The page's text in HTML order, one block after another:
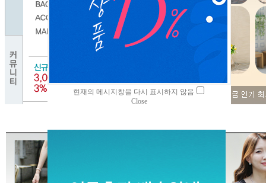
현재의 메시지창을 다시 표시하지 않음
Close